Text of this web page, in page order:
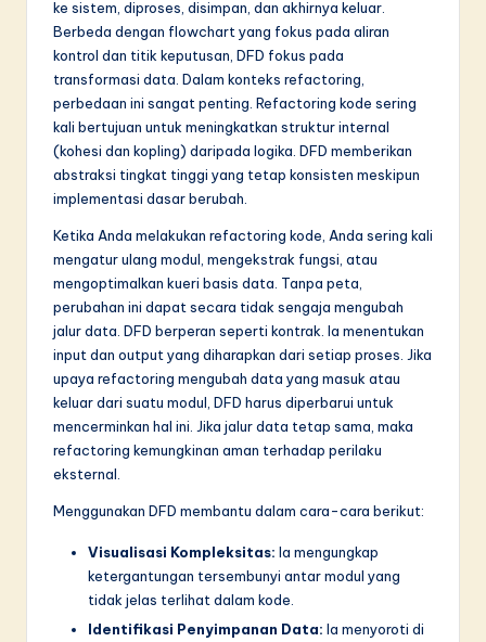
o
ti
o
ke sistem, diproses, disimpan, dan akhirnya keluar.
Berbeda dengan flowchart yang fokus pada aliran
kontrol dan titik keputusan, DFD fokus pada
transformasi data. Dalam konteks refactoring,
perbedaan ini sangat penting. Refactoring kode sering
kali bertujuan untuk meningkatkan struktur internal
(kohesi dan kopling) daripada logika. DFD memberikan
abstraksi tingkat tinggi yang tetap konsisten meskipun
implementasi dasar berubah.
Ketika Anda melakukan refactoring kode, Anda sering kali
mengatur ulang modul, mengekstrak fungsi, atau
mengoptimalkan kueri basis data. Tanpa peta,
perubahan ini dapat secara tidak sengaja mengubah
jalur data. DFD berperan seperti kontrak. Ia menentukan
input dan output yang diharapkan dari setiap proses. Jika
upaya refactoring mengubah data yang masuk atau
keluar dari suatu modul, DFD harus diperbarui untuk
mencerminkan hal ini. Jika jalur data tetap sama, maka
refactoring kemungkinan aman terhadap perilaku
eksternal.
Menggunakan DFD membantu dalam cara-cara berikut:
Visualisasi Kompleksitas: Ia mengungkap
ketergantungan tersembunyi antar modul yang
tidak jelas terlihat dalam kode.
Identifikasi Penyimpanan Data: Ia menyoroti di